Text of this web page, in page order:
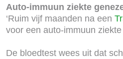
Auto-immuun ziekte
‘Ruim vijf maanden na een
voor een auto-immuun
De bloedtest wees uit dat